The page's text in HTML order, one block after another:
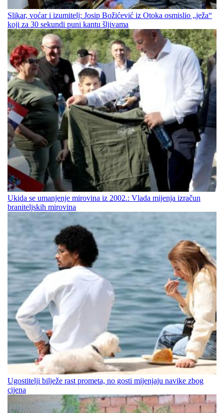
Slikar, voćar i izumitelj: Josip Božićević iz Otoka osmislio „ježa“
koji za 30 sekundi puni kantu šljivama
Ukida se umanjenje mirovina iz 2002.: Vlada mijenja izračun
braniteljskih mirovina
Ugostitelji bilježe rast prometa, no gosti mijenjaju navike zbog
cijena